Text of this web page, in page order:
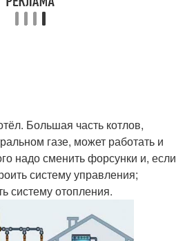
Большая часть котлов,
газе, может работать и
надо сменить форсунки и, если
систему управления;
систему отопления.